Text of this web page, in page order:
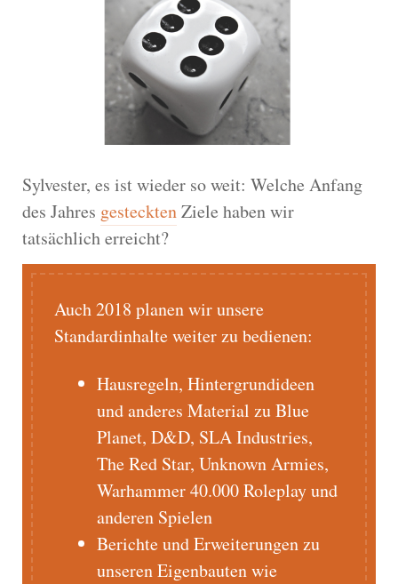
Sylvester, es ist wieder so weit: Welche Anfang
des Jahres gestecktenZiele haben wir
tatsächlich erreicht?
Auch 2018 planen wir unsere
Standardinhalte weiter zu bedienen:
Hausregeln, Hintergrundideen
und anderes Material zu Blue
Planet, D&D, SLA Industries,
The Red Star, Unknown Armies,
Warhammer 40.000 Roleplay und
anderen Spielen
Berichte und Erweiterungen zu
unseren Eigenbauten wie